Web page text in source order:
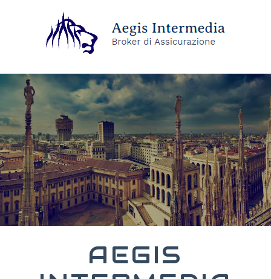
AEGIS